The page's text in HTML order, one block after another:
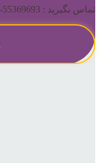
تماس بگیرید : 55369693-021